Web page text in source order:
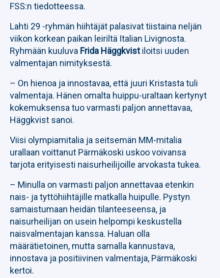
FSS:n tiedotteessa.
Lahti 29 -ryhmän hiihtäjät palasivat tiistaina neljän
viikon korkean paikan leiriltä Italian Livignosta.
Ryhmään kuuluva Frida Häggkvistiloitsi uuden
valmentajan nimityksestä.
– On hienoa ja innostavaa, että juuri Kristasta tuli
valmentaja. Hänen omalta huippu-uraltaan kertynyt
kokemuksensa tuo varmasti paljon annettavaa,
Häggkvist sanoi.
Viisi olympiamitalia ja seitsemän MM-mitalia
urallaan voittanut Pärmäkoski uskoo voivansa
tarjota erityisesti naisurheilijoille arvokasta tukea.
– Minulla on varmasti paljon annettavaa etenkin
nais- ja tyttöhiihtäjille matkalla huipulle. Pystyn
samaistumaan heidän tilanteeseensa, ja
naisurheilijan on usein helpompi keskustella
naisvalmentajan kanssa. Haluan olla
määrätietoinen, mutta samalla kannustava,
innostava ja positiivinen valmentaja, Pärmäkoski
kertoi.